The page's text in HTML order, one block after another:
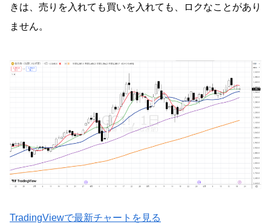
きは、売りを入れても買いを入れても、ロクなことがあり
ません。
TradingViewで最新チャートを見る